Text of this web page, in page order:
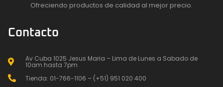
Ofreciendo productos de calidad al mejor precio.
Contacto
Av Cuba 1025 Jesus Maria – Lima de Lunes a Sabado de
10am hasta 7pm
Tienda: 01-766-1106 – (+51) 951 020 400